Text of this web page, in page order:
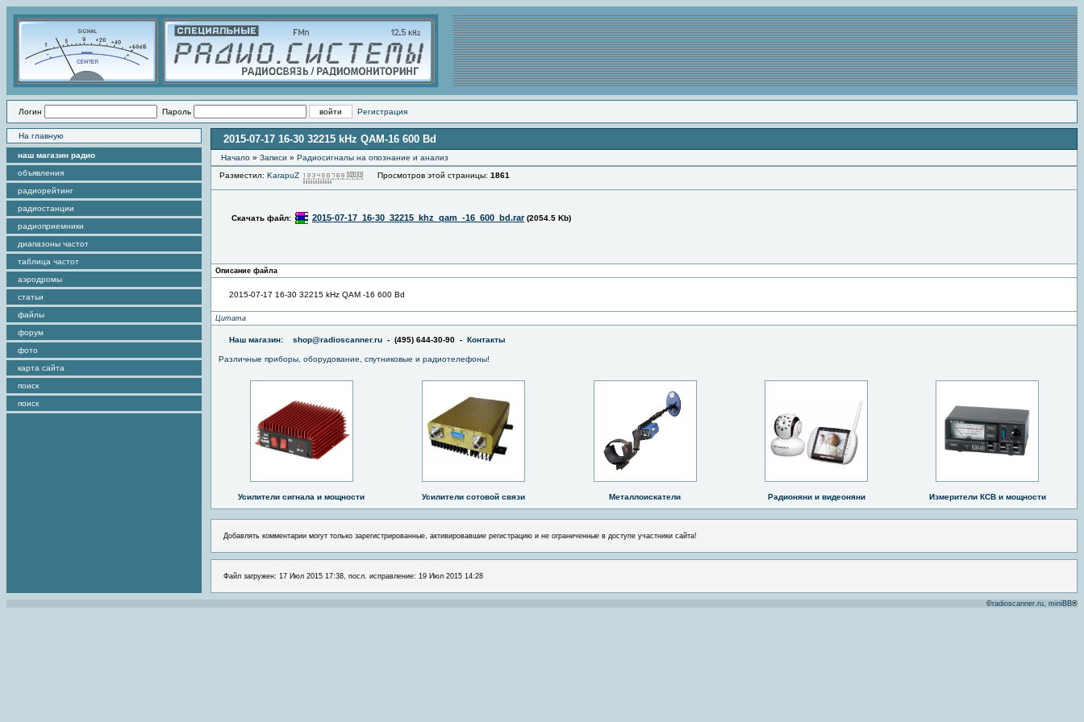
Логин Пароль Регистрация
На главную
наш магазин радио
объявления
радиорейтинг
радиостанции
радиоприемники
диапазоны частот
таблица частот
аэродромы
статьи
файлы
форум
фото
карта сайта
поиск
поиск
2015-07-17 16-30 32215 kHz QAM-16 600 Bd
Начало » Записи » Радиоcигналы на опознание и анализ
Разместил: KarapuZ Просмотров этой страницы: 1861
Скачать файл: 2015-07-17_16-30_32215_khz_qam_-16_600_bd.rar (2054.5 Kb)
Описание файла
2015-07-17 16-30 32215 kHz QAM -16 600 Bd
Цитата
Наш магазин: shop@radioscanner.ru - (495) 644-30-90 - Контакты
Различные приборы, оборудование, спутниковые и радиотелефоны!
Усилители сигнала и мощности Усилители сотовой связи Металлоискатели Радионяни и видеоняни Измерители КСВ и мощности
Добавлять комментарии могут только зарегистрированные, активировавшие регистрацию и не ограниченные в доступе участники сайта!
Файл загружен: 17 Июл 2015 17:38, посл. исправление: 19 Июл 2015 14:28
©radioscanner.ru, miniBB®